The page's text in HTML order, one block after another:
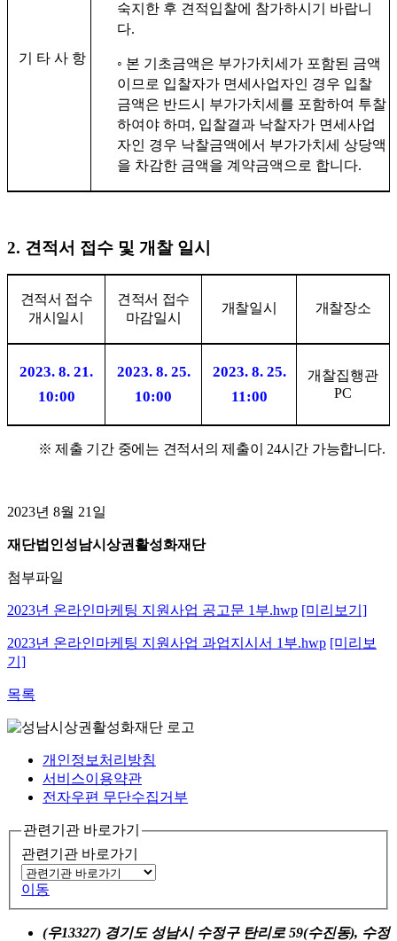
기 타 사 항
숙지한 후 견적입찰에 참가하시기 바랍니
다.
◦ 본 기초금액은 부가가치세가 포함된 금액
이므로 입찰자가 면세사업자인 경우 입찰
금액은 반드시 부가가치세를 포함하여 투찰
하여야 하며 , 입찰결과 낙찰자가 면세사업
자인 경우 낙찰금액에서 부가가치세 상당액
을 차감한 금액을 계약금액으로 합니다.
2. 견적서 접수 및 개찰 일시
견적서 접수
개시일시
견적서 접수
마감일시
개찰일시 개찰장소
2023. 8. 21.
10:00
2023. 8. 25.
10:00
2023. 8. 25.
11:00
개찰집행관
PC
※제출 기간 중에는 견적서의 제출이 24시간 가능합니다.
2023년 8월 21일
재단법인성남시상권활성화재단
첨부파일
2023년 온라인마케팅 지원사업 공고문 1부.hwp [미리보기]
2023년 온라인마케팅 지원사업 과업지시서 1부.hwp [미리보
기]
목록
개인정보처리방침
서비스이용약관
전자우편 무단수집거부
관련기관 바로가기
관련기관 바로가기
이동
(우13327) 경기도 성남시 수정구 탄리로 59(수진동), 수정